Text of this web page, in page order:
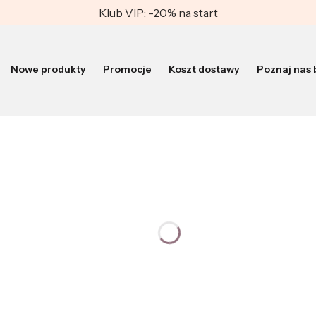
Klub VIP: -20% na start
Nowe produkty Promocje Koszt dostawy Poznaj nas